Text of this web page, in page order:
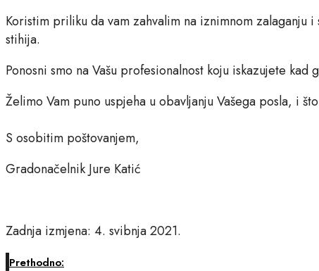
Koristim priliku da vam zahvalim na iznimnom
stihija.
Ponosni smo na Vašu profesionalnost koju iskazujete
Želimo Vam puno uspjeha u obavljanju Vašega posla, i
S osobitim poštovanjem,
Gradonačelnik Jure Katić
Zadnja izmjena: 4. svibnja 2021.
Prethodno: